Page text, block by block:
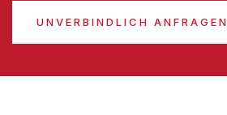
UNVERBINDLICH ANFRAGEN